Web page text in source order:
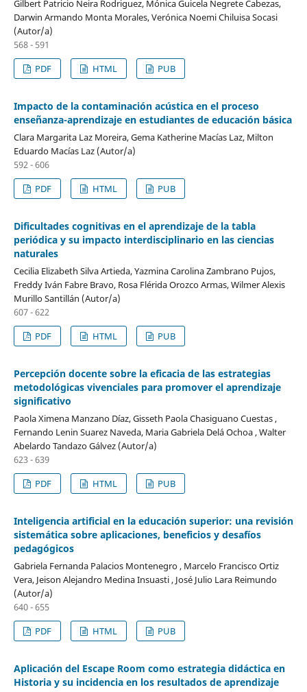
Gilbert Patricio Neira Rodriguez, Mónica Guicela Negrete Cabezas,
Darwin Armando Monta Morales, Verónica Noemi Chiluisa Socasi
(Autor/a)
568 - 591
PDF
HTML PUB
Impacto de la contaminación acústica en el proceso
enseñanza-aprendizaje en estudiantes de educación básica
Clara Margarita Laz Moreira, Gema Katherine Macías Laz, Milton
Eduardo Macías Laz (Autor/a)
592 - 606
PDF
HTML PUB
Dificultades cognitivas en el aprendizaje de la tabla
periódica y su impacto interdisciplinario en las ciencias
naturales
Cecilia Elizabeth Silva Artieda, Yazmina Carolina Zambrano Pujos,
Freddy Iván Fabre Bravo, Rosa Flérida Orozco Armas, Wilmer Alexis
Murillo Santillán (Autor/a)
607 - 622
PDF
HTML PUB
Percepción docente sobre la eficacia de las estrategias
metodológicas vivenciales para promover el aprendizaje
significativo
Paola Ximena Manzano Díaz, Gisseth Paola Chasiguano Cuestas ,
Fernando Lenin Suarez Naveda, Maria Gabriela Delá Ochoa , Walter
Abelardo Tandazo Gálvez (Autor/a)
623 - 639
PDF
HTML PUB
Inteligencia artificial en la educación superior: una revisión
sistemática sobre aplicaciones, beneficios y desafíos
pedagógicos
Gabriela Fernanda Palacios Montenegro , Marcelo Francisco Ortiz
Vera, Jeison Alejandro Medina Insuasti , José Julio Lara Reimundo
(Autor/a)
640 - 655
PDF
HTML PUB
Aplicación del Escape Room como estrategia didáctica en
Historia y su incidencia en los resultados de aprendizaje